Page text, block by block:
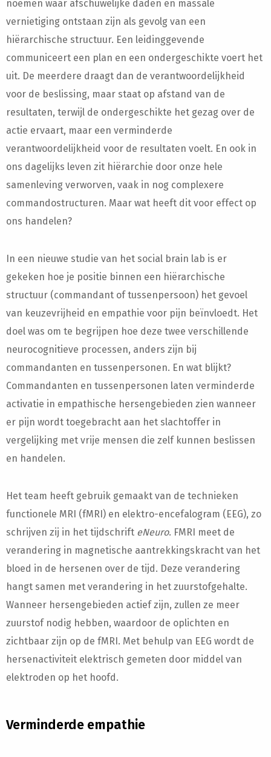
noemen waar afschuwelijke daden en massale
vernietiging ontstaan zijn als gevolg van een
hiërarchische structuur. Een leidinggevende
communiceert een plan en een ondergeschikte voert het
uit. De meerdere draagt ​​dan de verantwoordelijkheid
voor de beslissing, maar staat op afstand van de
resultaten, terwijl de ondergeschikte het gezag over de
actie ervaart, maar een verminderde
verantwoordelijkheid voor de resultaten voelt. En ook in
ons dagelijks leven zit hiërarchie door onze hele
samenleving verworven, vaak in nog complexere
commandostructuren. Maar wat heeft dit voor effect op
ons handelen?
In een nieuwe studie van het social brain lab is er
gekeken hoe je positie binnen een hiërarchische
structuur (commandant of tussenpersoon) het gevoel
van keuzevrijheid en empathie voor pijn beïnvloedt. Het
doel was om te begrijpen hoe deze twee verschillende
neurocognitieve processen, anders zijn bij
commandanten en tussenpersonen. En wat blijkt?
Commandanten en tussenpersonen laten verminderde
activatie in empathische hersengebieden zien wanneer
er pijn wordt toegebracht aan het slachtoffer in
vergelijking met vrije mensen die zelf kunnen beslissen
en handelen.
Het team heeft gebruik gemaakt van de technieken
functionele MRI (fMRI) en elektro-encefalogram (EEG), zo
schrijven zij in het tijdschrift eNeuro. FMRI meet de
verandering in magnetische aantrekkingskracht van het
bloed in de hersenen over de tijd. Deze verandering
hangt samen met verandering in het zuurstofgehalte.
Wanneer hersengebieden actief zijn, zullen ze meer
zuurstof nodig hebben, waardoor de oplichten en
zichtbaar zijn op de fMRI. Met behulp van EEG wordt de
hersenactiviteit elektrisch gemeten door middel van
elektroden op het hoofd.
Verminderde empathie